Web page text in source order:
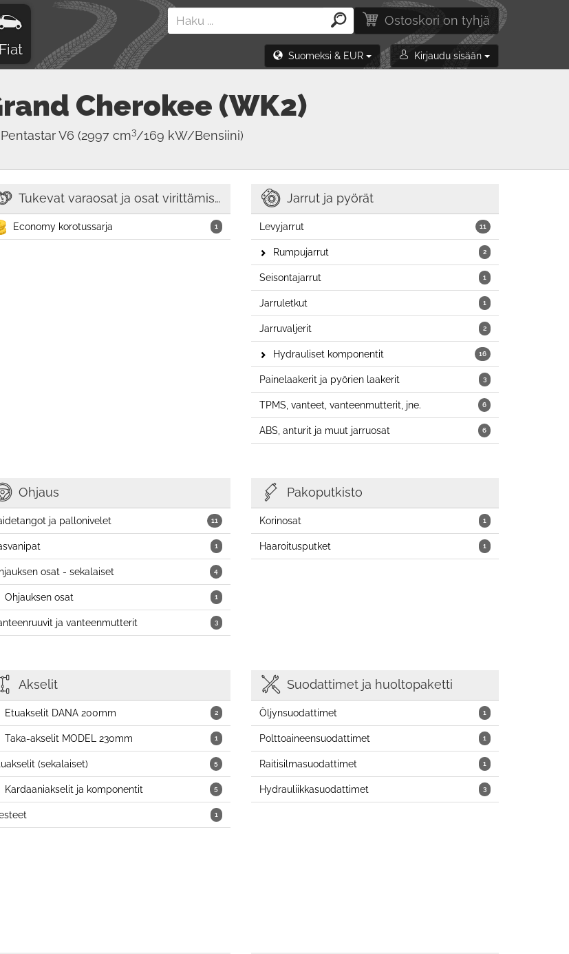
Fiat
Ostoskori on tyhjä
Suomeksi & EUR Kirjaudu sisään
Cherokee (WK2)
V6 (2997 cm3/169 kW/Bensiini)
Tukevat varaosat ja osat virittämiseen
1
Economy korotussarja
Jarrut ja pyörät
11
Levyjarrut
2
Rumpujarrut
1
Seisontajarrut
1
Jarruletkut
2
Jarruvaljerit
16
Hydrauliset komponentit
3
Painelaakerit ja pyörien laakerit
6
TPMS, vanteet, vanteenmutterit, jne.
6
ABS, anturit ja muut jarruosat
Ohjaus
11
ja pallonivelet
1
4
osat - sekalaiset
1
Ohjauksen osat
3
ja vanteenmutterit
Pakoputkisto
1
Korinosat
1
Haaroitusputket
Akselit
2
Etuakselit DANA 200mm
1
Taka-akselit MODEL 230mm
5
(sekalaiset)
5
Kardaaniakselit ja komponentit
1
Suodattimet ja huoltopaketti
1
Öljynsuodattimet
1
Polttoaineensuodattimet
1
Raitisilmasuodattimet
3
Hydrauliikkasuodattimet